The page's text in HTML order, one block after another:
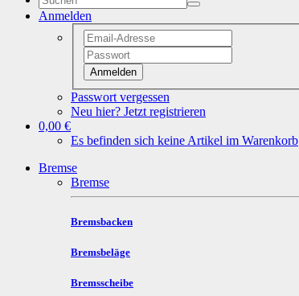
Anmelden
Anmelden
Passwort vergessen
Neu hier? Jetzt registrieren
0,00 €
Es befinden sich keine Artikel im Warenkorb
Bremse
Bremse
Bremsbacken
Bremsbeläge
Bremsscheibe